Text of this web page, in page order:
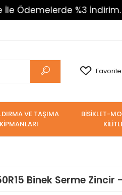
%3 İndirim. Tüm
VE TAŞIMA
BİSİKLET-
Binek Serme Zincir